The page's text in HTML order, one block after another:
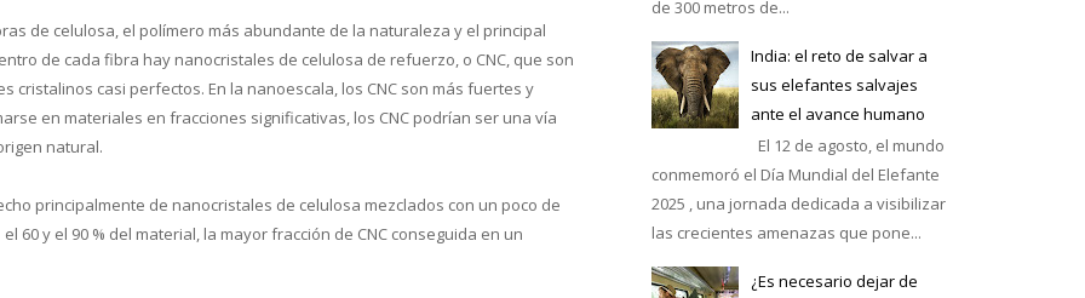
de celulosa, el polímero más abundante de la naturaleza y el principal
de cada fibra hay nanocristales de celulosa de refuerzo, o CNC, que son
casi perfectos. En la nanoescala, los CNC son más fuertes y
en materiales en fracciones significativas, los CNC podrían ser una vía
natural.
principalmente de nanocristales de celulosa mezclados con un poco de
60 y el 90 % del material, la mayor fracción de CNC conseguida en un
de 300 metros de...
India: el reto de salvar a
sus elefantes salvajes
ante el avance humano
El 12 de agosto, el mundo
conmemoró el Día Mundial del Elefante
2025 , una jornada dedicada a visibilizar
las crecientes amenazas que pone...
¿Es necesario dejar de